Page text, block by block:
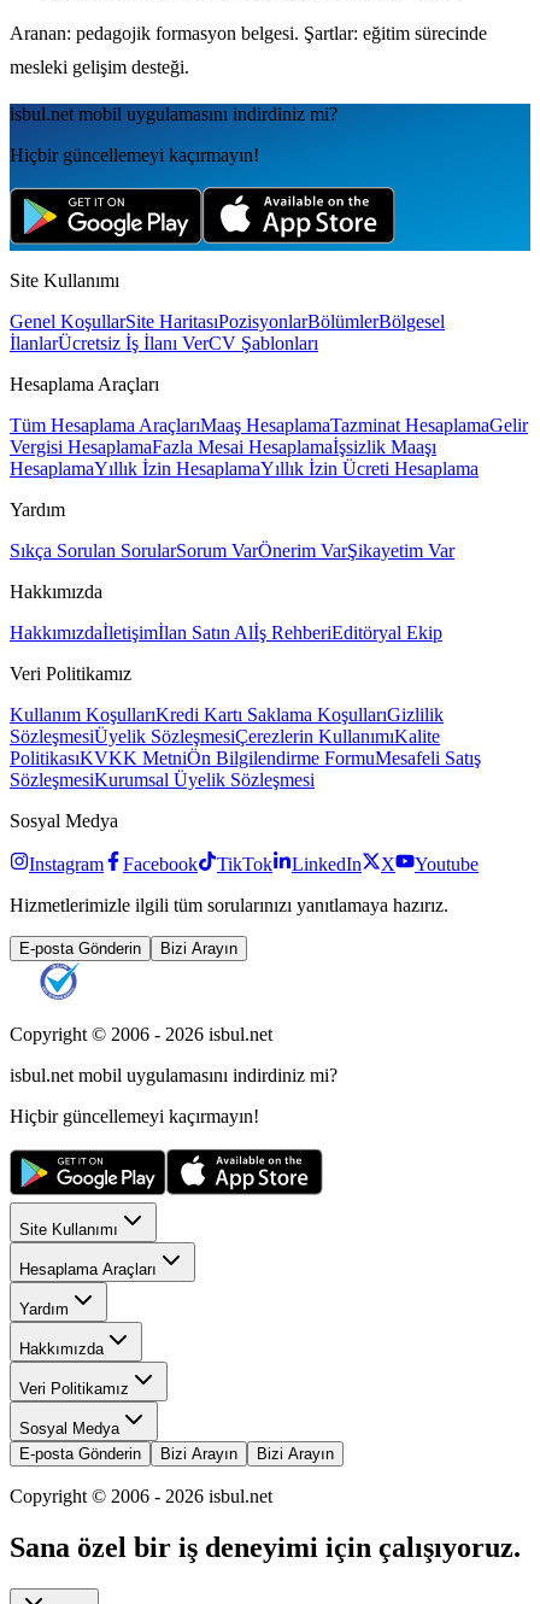
Aranan: pedagojik formasyon belgesi. Şartlar: eğitim sürecinde
mesleki gelişim desteği.
isbul.net mobil uygulamаsını indirdiniz mi?
Hiçbir güncellemeyi kaçırmayın!
Site Kullanımı
Genel KoşullarSite HaritasıPozisyonlarBölümlerBölgesel
İlanlarÜcretsiz İş İlanı VerCV Şablonları
Hesaplama Araçları
Tüm Hesaplama AraçlarıMaaş HesaplamaTazminat HesaplamaGelir
Vergisi HesaplamaFazla Mesai Hesaplamaİşsizlik Maaşı
HesaplamaYıllık İzin HesaplamaYıllık İzin Ücreti Hesaplama
Yardım
Sıkça Sorulan SorularSorum VarÖnerim VarŞikayetim Var
Hakkımızda
Hakkımızdaİletişimİlan Satın Alİş RehberiEditöryal Ekip
Veri Politikamız
Kullanım KoşullarıKredi Kartı Saklama KoşullarıGizlilik
SözleşmesiÜyelik SözleşmesiÇerezlerin KullanımıKalite
PolitikasıKVKK MetniÖn Bilgilendirme FormuMesafeli Satış
SözleşmesiKurumsal Üyelik Sözleşmesi
Sosyal Medya
Instagram Facebook TikTok LinkedIn X
Youtube
Hizmetlerimizle ilgili tüm sorularınızı yanıtlamaya hazırız.
E-posta Gönderin Bizi Arayın
Copyright © 2006 - 2026 isbul.net
isbul.net mobil uygulamasını indirdiniz mi?
Hiçbir güncellemeyi kaçırmayın!
Site Kullanımı
Hesaplama Araçları
Yardım
Hakkımızda
Veri Politikamız
Sosyal Medya
E-posta Gönderin
Bizi Arayın Bizi Arayın
Copyright © 2006 - 2026 isbul.net
Sana özel bir iş deneyimi için çalışıyoruz.